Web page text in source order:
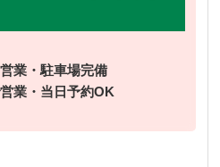
業・駐車場完備
業・当日予約OK